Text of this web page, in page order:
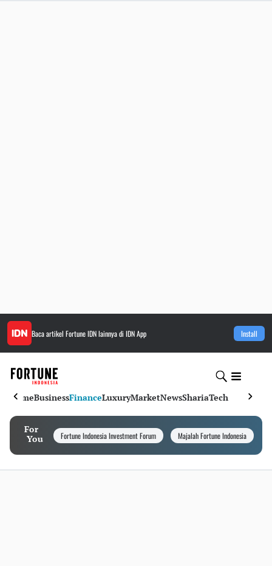
Baca artikel Fortune IDNlainnya di IDN App Install
HomeBusinessFinanceLuxuryMarketNewsShariaTech
For
You
Fortune Indonesia Investment Forum Majalah Fortune Indonesia